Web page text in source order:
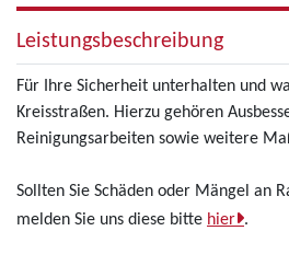
Leistungsbeschreibung
Für Ihre Sicherheit unterhalten und
Kreisstraßen. Hierzu gehören
Reinigungsarbeiten sowie weitere
Sollten Sie Schäden oder Mängel an
melden Sie uns diese bitte hier .